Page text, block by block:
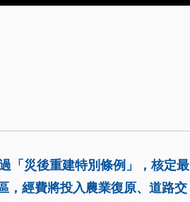
「災後重建特別條例」，核定最
，經費將投入農業復原、道路交